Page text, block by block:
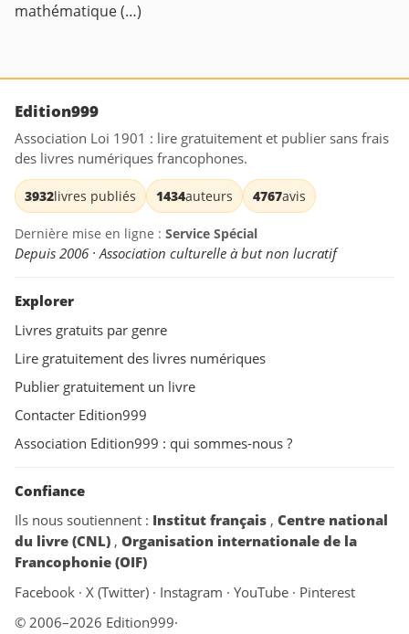
mathématique (…)
Edition999
Association Loi 1901 : lire gratuitement et publier sans frais
des livres numériques francophones.
3932livres publiés 1434auteurs 4767avis
Dernière mise en ligne : Service Spécial
Depuis 2006 · Association culturelle à but non lucratif
Explorer
Livres gratuits par genre
Lire gratuitement des livres numériques
Publier gratuitement un livre
Contacter Edition999
Association Edition999 : qui sommes-nous ?
Confiance
Ils nous soutiennent : Institut français , Centre national
du livre (CNL) , Organisation internationale de la
Francophonie (OIF)
Facebook · X (Twitter) · Instagram · YouTube · Pinterest
© 2006–2026 Edition999·